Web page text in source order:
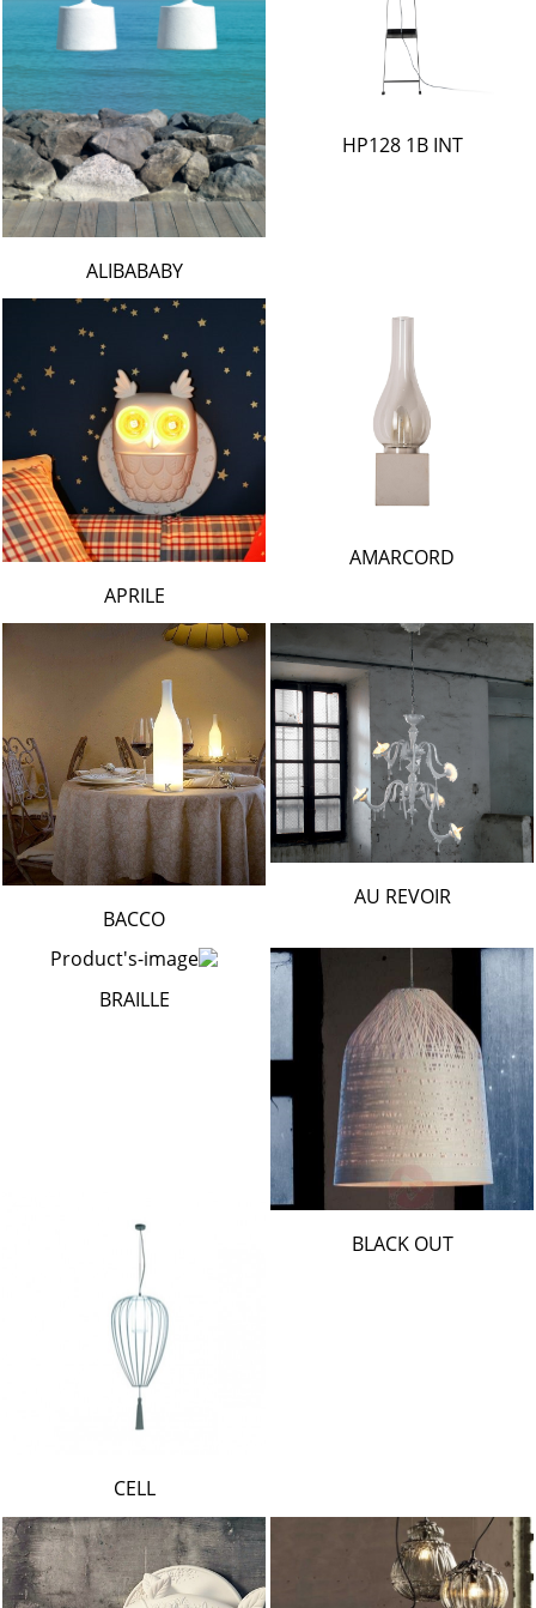
HP128 1B INT
ALIBABABY
AMARCORD
APRILE
AU REVOIR
BACCO
BLACK OUT
BRAILLE
CELL